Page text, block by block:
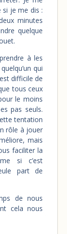
si je me dis :
minutes
quelque
à les
qui
difficile de
tous ceux
le moins
pas seuls.
tentation
rôle à jouer
mais
faciliter la
si c’est
part de
de nous
cela nous